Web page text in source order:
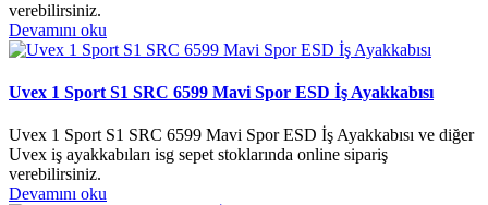
verebilirsiniz.
Devamını oku
Uvex 1 Sport S1 SRC 6599 Mavi Spor ESD İş Ayakkabısı
Uvex 1 Sport S1 SRC 6599 Mavi Spor ESD İş Ayakkabısı ve diğer
Uvex iş ayakkabıları isg sepet stoklarında online sipariş
verebilirsiniz.
Devamını oku